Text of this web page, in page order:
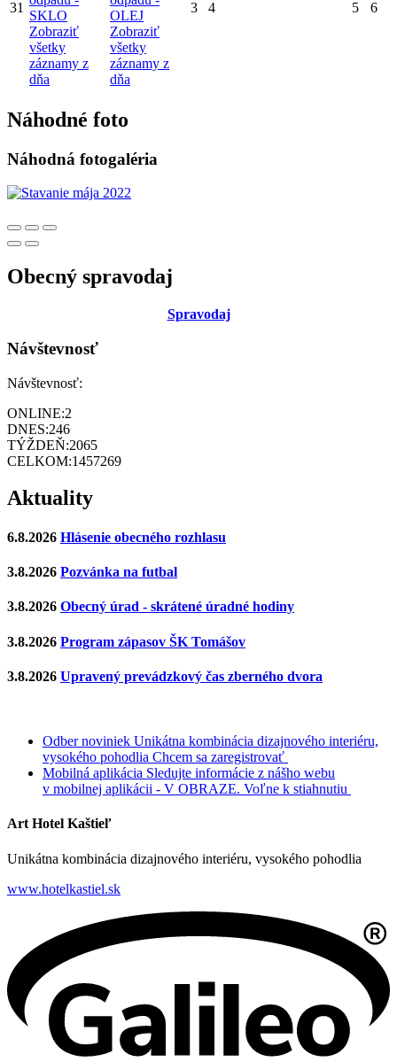
31
SKLO
Zobraziť
všetky
záznamy z
dňa
OLEJ
Zobraziť
všetky
záznamy z
dňa
3 4 5 6
Náhodné foto
Náhodná fotogaléria
Obecný spravodaj
Spravodaj
Návštevnosť
Návštevnosť:
ONLINE:2
DNES:246
TÝŽDEŇ:2065
CELKOM:1457269
Aktuality
6.8.2026 Hlásenie obecného rozhlasu
3.8.2026 Pozvánka na futbal
3.8.2026 Obecný úrad - skrátené úradné hodiny
3.8.2026 Program zápasov ŠK Tomášov
3.8.2026 Upravený prevádzkový čas zberného dvora
Odber noviniek Unikátna kombinácia dizajnového interiéru,
vysokého pohodlia Chcem sa zaregistrovať
Mobilná aplikácia Sledujte informácie z nášho webu
v mobilnej aplikácii - V OBRAZE. Voľne k stiahnutiu
Art Hotel Kaštieľ
Unikátna kombinácia dizajnového interiéru, vysokého pohodlia
www.hotelkastiel.sk